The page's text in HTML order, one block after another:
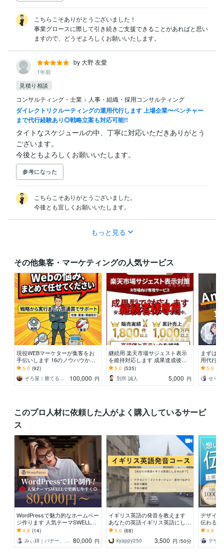
こちらこそありがとうございました！
事業グロースに際して引き続きご支援できることがあればと思い
ますので、どうぞよろしくお願いいたします。
by 大野 友愛
1年前
見積り相談
コンサルティング・士業 > 人事・組織・採用コンサルティング
ダイレクトリクルーティングの運用代行します 上場企業〜ベンチャー
まで代行経験あり◎戦略立案も対応可能!!
タイトなスケジュールの中、丁寧に対応いただきありがとう
ございます。
今後ともよろしくお願いいたします。
参考になった
こちらこそありがとうございました。
今後とも宜しくお願いいたします。
もっと見る
その他集客・マーケティングの人気サービス
現役WEBマーケターが集客をお
手伝いします 16のノウハウから
御社に合った方法と戦略を進
呈！！
5.0 (92)
ぞろ屋｜勝てるホームページ作成会社
100,000 円
継続用 楽天市場サジェスト表示
を維持対応します 成果達成後の
表示維持・再対応を行います
5.0 (535)
別所 誠人
5,000 円
まずは
用代行
用者が
ます！
5.0
このプロ人材に依頼した人がよく購入しているサービ
ス
WordPressで魅力的なホームペー
ジ作ります 人気テーマSWELL使
用・安心の対応でご相談にのりま
す！
4.9 (14)
みぃ姉｜バナー、HP、LP制作 80,000 円
イギリス英語の発音を教えます
あなたの英語イギリス英語にしま
せんか？
5.0 (68)
kyappy250
3,500 円 /50分
デザイ
伝わる
図を共
4.9